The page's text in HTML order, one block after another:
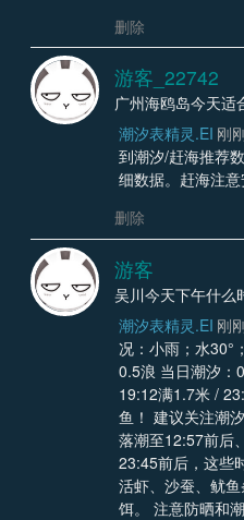
删除
游客_22742
广州海鸥岛今天适
潮汐表精灵.EI 刚
到潮汐/赶海推荐
细数据。赶海注意
删除
游客
吴川今天下午什么
潮汐表精灵.EI 刚
况：小雨；水30°
0.5浪 当日潮汐：
19:12满1.7米 / 23:45干1.3
鱼！ 建议关注潮
落潮至12:57前后
23:45前后，这些
活虾、沙蚕、鱿
饵。 注意防晒和